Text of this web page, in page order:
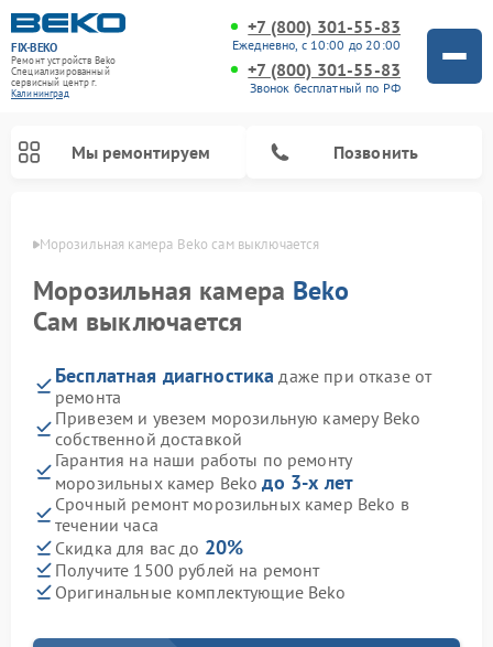
FIX-BEKO
Ремонт устройств Beko
Специализированный
cервисный центр г.
Калининград
+7 (800) 301-55-83
Ежедневно, с 10:00 до 20:00
+7 (800) 301-55-83
Звонок бесплатный по РФ
Мы ремонтируем Позвонить
Морозильная камера Beko сам выключается
Морозильная камера Beko
Сам выключается
Бесплатная диагностика даже при отказе от
ремонта
Привезем и увезем морозильную камеру Beko
собственной доставкой
Гарантия на наши работы по ремонту
морозильных камер Bekoдо 3-х лет
Срочный ремонт морозильных камер Beko в
течении часа
Скидка для вас до 20%
Получите 1500 рублей на ремонт
Оригинальные комплектующие Beko